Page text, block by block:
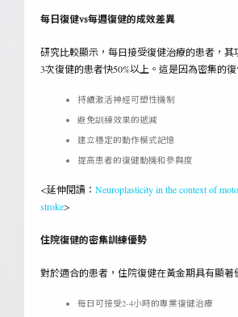
每日復健vs每週復健的成效差異
研究比較顯示，每日接受復健治療的患者，
3次復健的患者快50%以上。這是因為密集的復
持續激活神經可塑性機制
避免訓練效果的遞減
建立穩定的動作模式記憶
提高患者的復健動機和參與度
<延伸閱讀： Neuroplasticity in the context of
stroke>
住院復健的密集訓練優勢
對於適合的患者，住院復健在黃金期具有顯著
每日可接受2-4小時的專業復健治療